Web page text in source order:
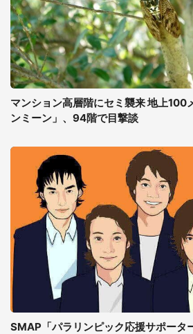
マンション高層階にセミ襲来 地上100
ンミーン」、94階で目撃談
SMAP「パラリンピック応援サポータ